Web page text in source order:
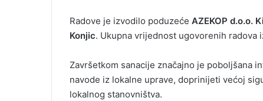
Radove je izvodilo poduzeće AZEKOP d.o.o.
Konjic. Ukupna vrijednost ugovorenih radova
Završetkom sanacije značajno je poboljšana
navode iz lokalne uprave, doprinijeti većoj
lokalnog stanovništva.